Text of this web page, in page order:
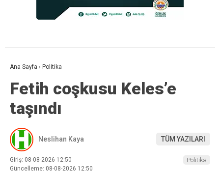
Ana Sayfa › Politika
Fetih coşkusu Keles’e
taşındı
Neslihan Kaya TÜM YAZILARI
Giriş: 08-08-2026 12:50
Güncelleme: 08-08-2026 12:50
Politika